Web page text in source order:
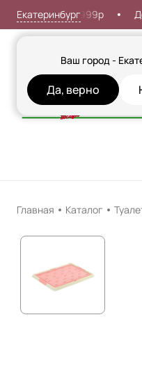
Екатеринбург
Ваш город -
Да, верно
от 999р
Главная Каталог